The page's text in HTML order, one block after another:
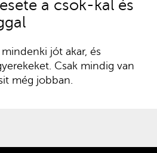
a csok-kal és
jót akar, és
Csak mindig van
még jobban.